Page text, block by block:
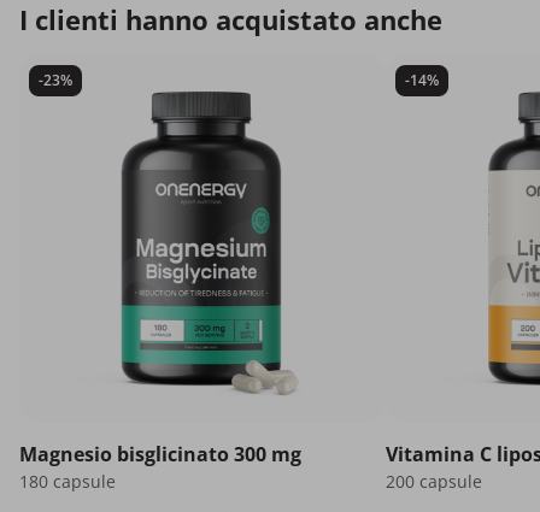
I clienti hanno acquistato anche
-23%
Magnesio bisglicinato 300 mg
180 capsule
-14%
Vitamina C
200 capsule